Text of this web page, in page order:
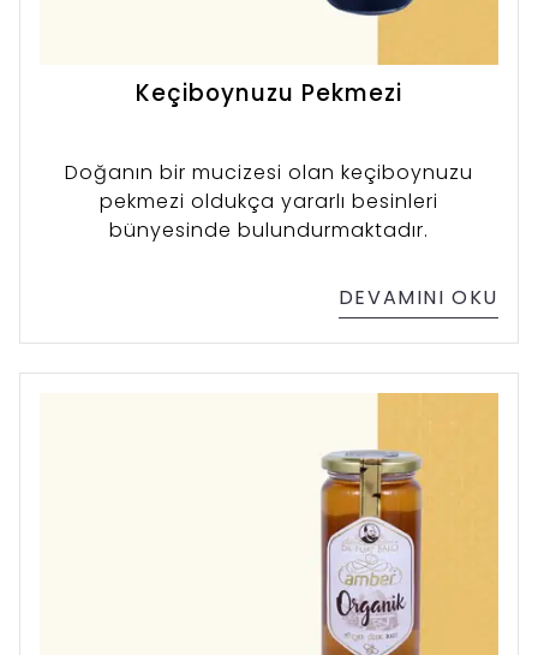
Keçiboynuzu Pekmezi
Doğanın bir mucizesi olan keçiboynuzu
pekmezi oldukça yararlı besinleri
bünyesinde bulundurmaktadır.
DEVAMINI OKU